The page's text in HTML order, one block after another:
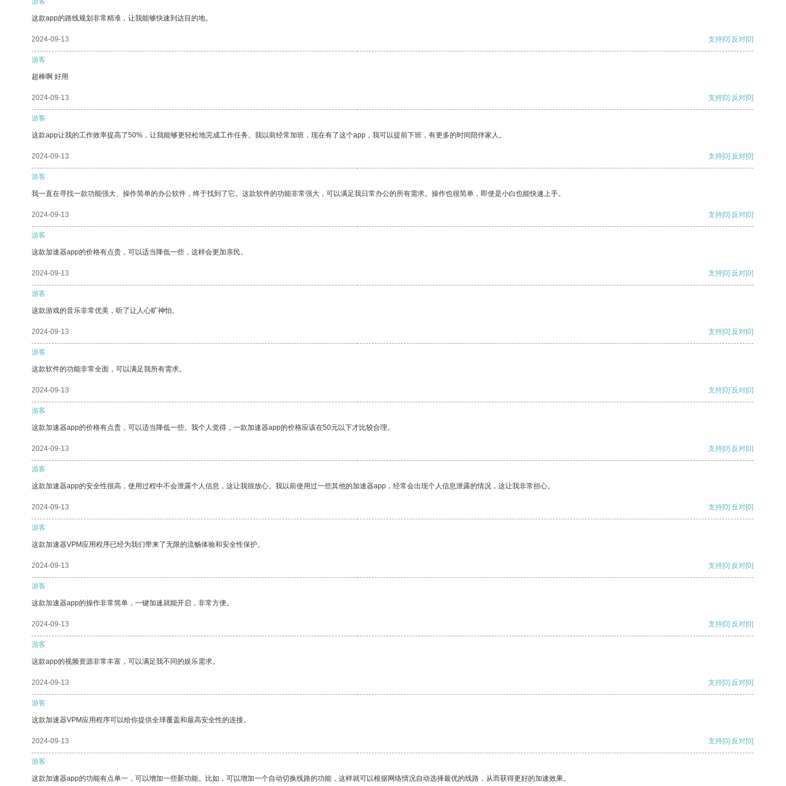
这款app的路线规划非常精准，让我能够快速到达目的地。
2024-09-13 支持[0] 反对[0]
游客
超棒啊 好用
2024-09-13 支持[0] 反对[0]
游客
这款app让我的工作效率提高了50%，让我能够更轻松地完成工作任务。我以前经常加班，现在有了这个app，我可以提前下班，有更多的时间陪伴家人。
2024-09-13 支持[0] 反对[0]
游客
我一直在寻找一款功能强大、操作简单的办公软件，终于找到了它。这款软件的功能非常强大，可以满足我日常办公的所有需求。操作也很简单，即使是小白也能快速上手。
2024-09-13 支持[0] 反对[0]
游客
这款加速器app的价格有点贵，可以适当降低一些，这样会更加亲民。
2024-09-13 支持[0] 反对[0]
游客
这款游戏的音乐非常优美，听了让人心旷神怡。
2024-09-13 支持[0] 反对[0]
游客
这款软件的功能非常全面，可以满足我所有需求。
2024-09-13 支持[0] 反对[0]
游客
这款加速器app的价格有点贵，可以适当降低一些。我个人觉得，一款加速器app的价格应该在50元以下才比较合理。
2024-09-13 支持[0] 反对[0]
游客
这款加速器app的安全性很高，使用过程中不会泄露个人信息，这让我很放心。我以前使用过一些其他的加速器app，经常会出现个人信息泄露的情况，这让我非常担心。
2024-09-13 支持[0] 反对[0]
游客
这款加速器VPM应用程序已经为我们带来了无限的流畅体验和安全性保护。
2024-09-13 支持[0] 反对[0]
游客
这款加速器app的操作非常简单，一键加速就能开启，非常方便。
2024-09-13 支持[0] 反对[0]
游客
这款app的视频资源非常丰富，可以满足我不同的娱乐需求。
2024-09-13 支持[0] 反对[0]
游客
这款加速器VPM应用程序可以给你提供全球覆盖和最高安全性的连接。
2024-09-13 支持[0] 反对[0]
游客
这款加速器app的功能有点单一，可以增加一些新功能。比如，可以增加一个自动切换线路的功能，这样就可以根据网络情况自动选择最优的线路，从而获得更好的加速效果。